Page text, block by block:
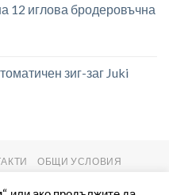
12 иглова бродеровъчна
зиг-заг Juki
ОБЩИ УСЛОВИЯ